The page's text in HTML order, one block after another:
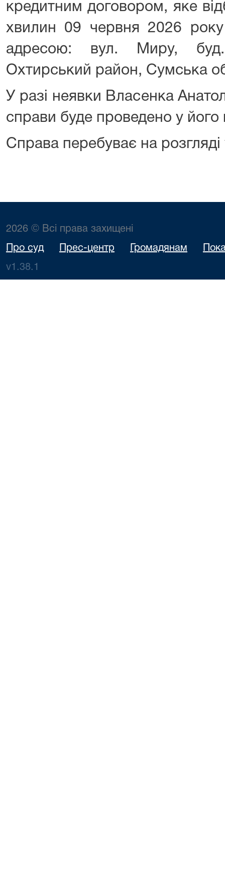
кредитним договором, яке
хвилин 09 червня 2026
адресою: вул. Миру,
Охтирський район, Сумська
У разі неявки Власенка
справи буде проведено у його
Справа перебуває на
2026 © Всі права захищені
Про суд Прес-центр Громадянам
v1.38.1